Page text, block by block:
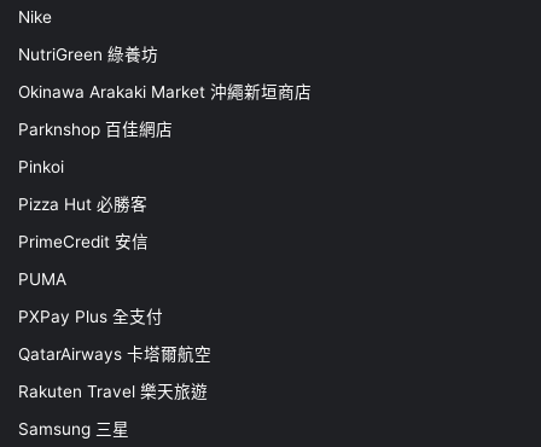
Nike
NutriGreen 綠養坊
Okinawa Arakaki Market 沖繩新垣商店
Parknshop 百佳網店
Pinkoi
Pizza Hut 必勝客
PrimeCredit 安信
PUMA
PXPay Plus 全支付
QatarAirways 卡塔爾航空
Rakuten Travel 樂天旅遊
Samsung 三星